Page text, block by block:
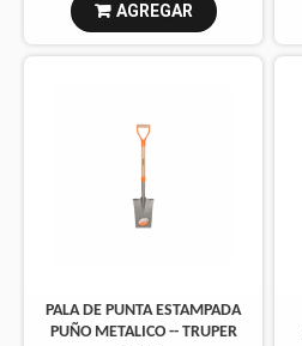
AGREGAR
PALA DE PUNTA ESTAMPADA
PUÑO METALICO -- TRUPER